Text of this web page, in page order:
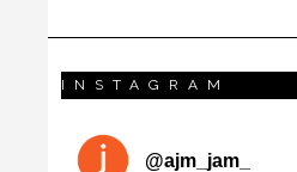
INSTAGRAM
@ajm_jam_